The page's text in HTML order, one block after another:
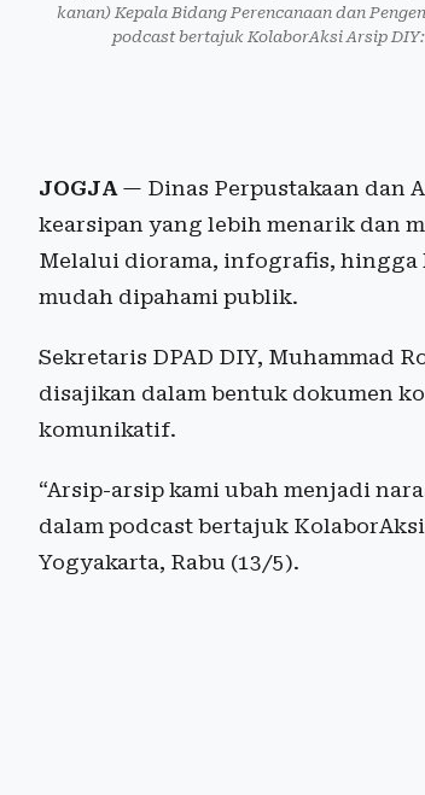
kanan) Kepala Bidang Perencanaan dan
podcast bertajuk KolaborAksi Arsip
JOGJA— Dinas Perpustakaan dan
kearsipan yang lebih menarik dan
Melalui diorama, infografis,
mudah dipahami publik.
Sekretaris DPAD DIY, Muhammad
disajikan dalam bentuk dokumen
komunikatif.
“Arsip-arsip kami ubah menjadi
dalam podcast bertajuk
Yogyakarta, Rabu (13/5).